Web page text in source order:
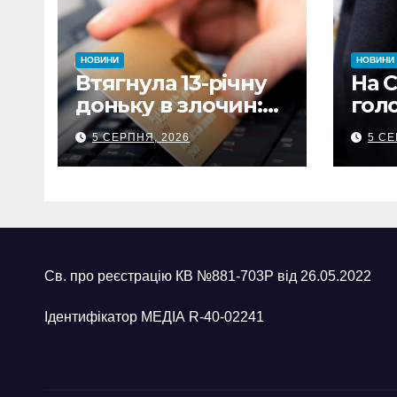
НОВИНИ
Втягнула 13-річну
доньку в злочин:
на Сумщині мати
витратила майже
480 тисяч грн з
5 СЕРПНЯ, 2026
НОВИНИ
На
5
Св. про реєстрацію КВ №881-703Р від 26.05.2022
Ідентифікатор МЕДІА R-40-02241